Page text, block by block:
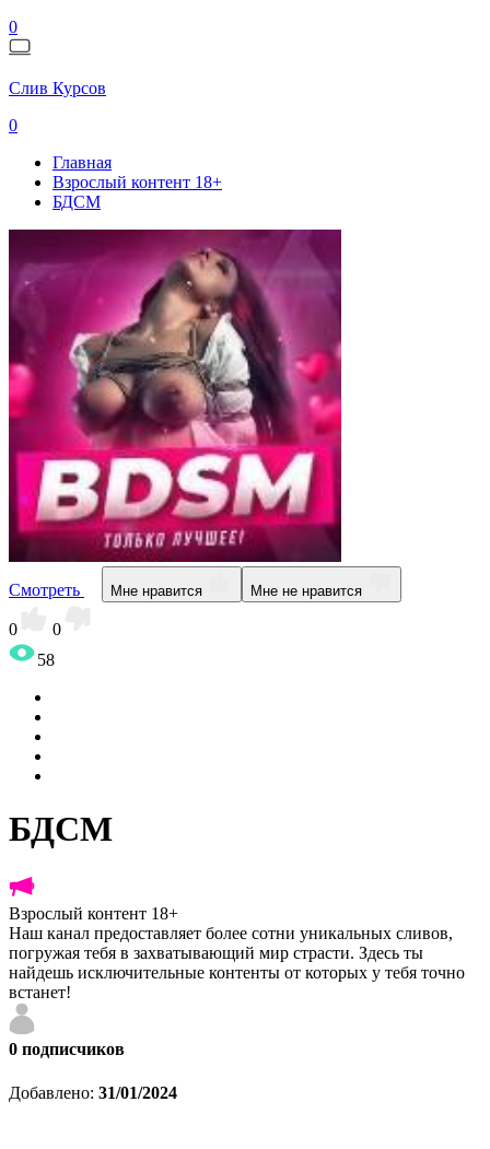
0
Слив Курсов
0
Главная
Взрослый контент 18+
БДСМ
Смотреть Мне нравится Мне не нравится
0
0
58
БДСМ
Взрослый контент 18+
Наш канал предоставляет более сотни уникальных сливов,
погружая тебя в захватывающий мир страсти. Здесь ты
найдешь исключительные контенты от которых у тебя точно
встанет!
0 подписчиков
Добавлено: 31/01/2024